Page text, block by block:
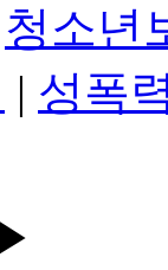
청소년
| 성폭